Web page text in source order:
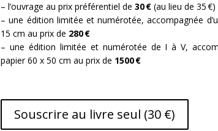
– l’ouvrage au prix préférentiel de30 € (au lieu de 35 €)
– une édition limitée et numérotée, accompagnée
15 cm au prix de 280 €
– une édition limitée et numérotée de I à V,
papier 60 x 50 cm au prix de 1500 €
Souscrire au livre seul (30 €)